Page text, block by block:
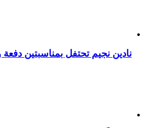
نادين نجيم تحتفل بمناسبتين دفعة